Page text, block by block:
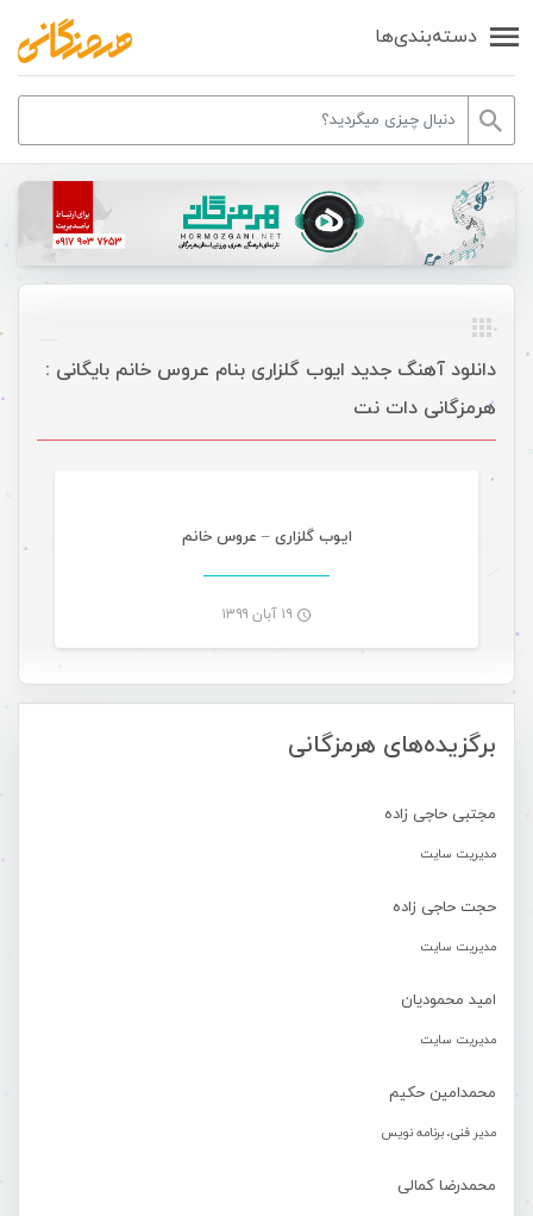
دسته‌بندی‌ها
برگزیده‌های هرمزگانی
مجتبی حاجی زاده
مدیریت سایت
حجت حاجی زاده
مدیریت سایت
امید محمودیان
مدیریت سایت
محمدامین حکیم
مدیر فنی، برنامه نویس
محمدرضا کمالی
دانلود آهنگ جدید ایوب گلزاری بنام عروس خانم بایگانی :
هرمزگانی دات نت
ایوب گلزاری – عروس خانم
۱۹ آبان ۱۳۹۹